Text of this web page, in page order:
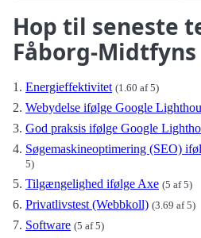
Hop til seneste
Fåborg-
Energieffektivitet (1.60 af 5)
Webydelse ifølge Google
God praksis ifølge Google
Søgemaskineoptimering (SEO)
5)
Tilgængelighed ifølge Axe (5 af 5)
Privatlivstest (Webbkoll) (3.69 af 5)
Software (5 af 5)